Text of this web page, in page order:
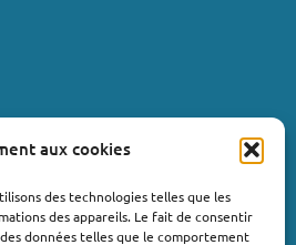
aux cookies
des technologies telles que les
des appareils. Le fait de consentir
données telles que le comportement